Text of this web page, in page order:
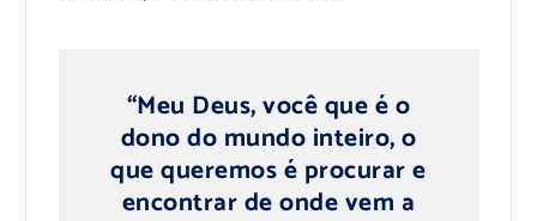
“Meu Deus, você que é o
dono do mundo inteiro, o
que queremos é procurar e
encontrar de onde vem a